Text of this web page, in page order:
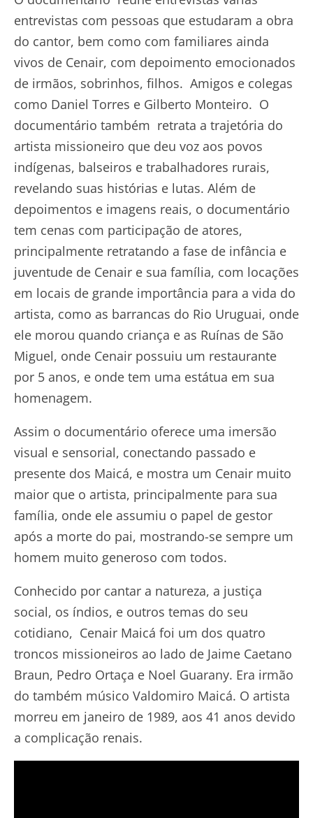
entrevistas com pessoas que estudaram a obra
do cantor, bem como com familiares ainda
vivos de Cenair, com depoimento emocionados
de irmãos, sobrinhos, filhos. Amigos e colegas
como Daniel Torres e Gilberto Monteiro. O
documentário também retrata a trajetória do
artista missioneiro que deu voz aos povos
indígenas, balseiros e trabalhadores rurais,
revelando suas histórias e lutas. Além de
depoimentos e imagens reais, o documentário
tem cenas com participação de atores,
principalmente retratando a fase de infância e
juventude de Cenair e sua família, com locações
em locais de grande importância para a vida do
artista, como as barrancas do Rio Uruguai, onde
ele morou quando criança e as Ruínas de São
Miguel, onde Cenair possuiu um restaurante
por 5 anos, e onde tem uma estátua em sua
homenagem.
Assim o documentário oferece uma imersão
visual e sensorial, conectando passado e
presente dos Maicá, e mostra um Cenair muito
maior que o artista, principalmente para sua
família, onde ele assumiu o papel de gestor
após a morte do pai, mostrando-se sempre um
homem muito generoso com todos.
Conhecido por cantar a natureza, a justiça
social, os índios, e outros temas do seu
cotidiano, Cenair Maicá foi um dos quatro
troncos missioneiros ao lado de Jaime Caetano
Braun, Pedro Ortaça e Noel Guarany. Era irmão
do também músico Valdomiro Maicá. O artista
morreu em janeiro de 1989, aos 41 anos devido
a complicação renais.